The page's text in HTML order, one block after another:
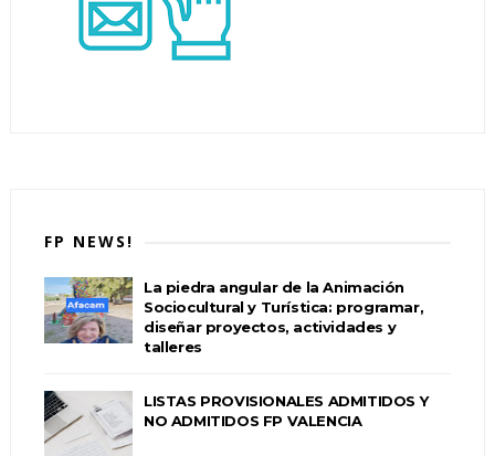
FP NEWS!
La piedra angular de la Animación
Sociocultural y Turística: programar,
diseñar proyectos, actividades y
talleres
LISTAS PROVISIONALES ADMITIDOS Y
NO ADMITIDOS FP VALENCIA